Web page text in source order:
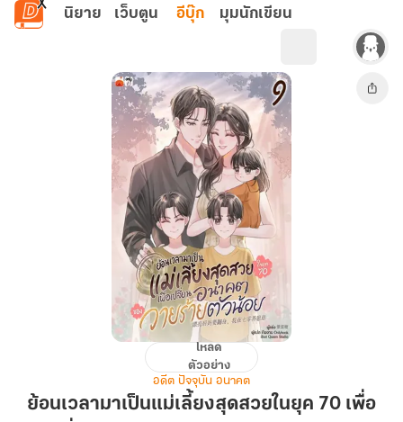
ข้ามไปยังเนื้อหาหลัก
นิยาย เว็บตูน อีบุ๊ก มุมนักเขียน
มา
โหลด
ตัวอย่าง
อดีต ปัจจุบัน อนาคต
ย้อนเวลามาเป็นแม่เลี้ยงสุดสวยในยุค 70 เพื่อ